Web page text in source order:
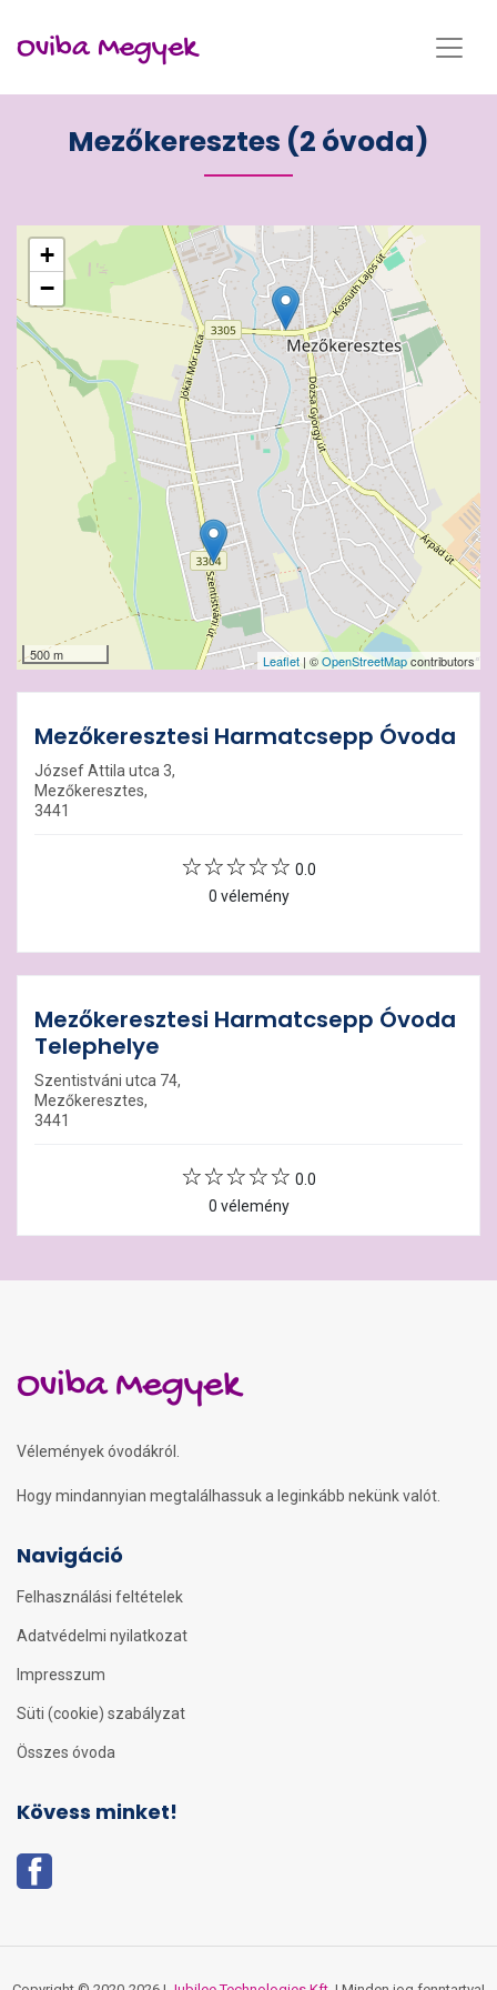
Oviba Megyek
Mezőkeresztes (2 óvoda)
+
−
500 m Leaflet| ©OpenStreetMapcontributors
Mezőkeresztesi Harmatcsepp Óvoda
József Attila utca 3,
Mezőkeresztes,
3441
0.0
0 vélemény
Mezőkeresztesi Harmatcsepp Óvoda
Telephelye
Szentistváni utca 74,
Mezőkeresztes,
3441
0.0
0 vélemény
Oviba Megyek
Vélemények óvodákról.
Hogy mindannyian megtalálhassuk a leginkább nekünk valót.
Navigáció
Felhasználási feltételek
Adatvédelmi nyilatkozat
Impresszum
Süti (cookie) szabályzat
Összes óvoda
Kövess minket!